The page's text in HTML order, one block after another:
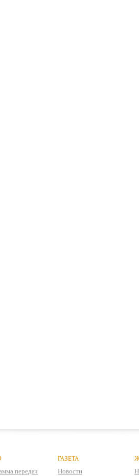
передач
ГАЗЕТА
Новости